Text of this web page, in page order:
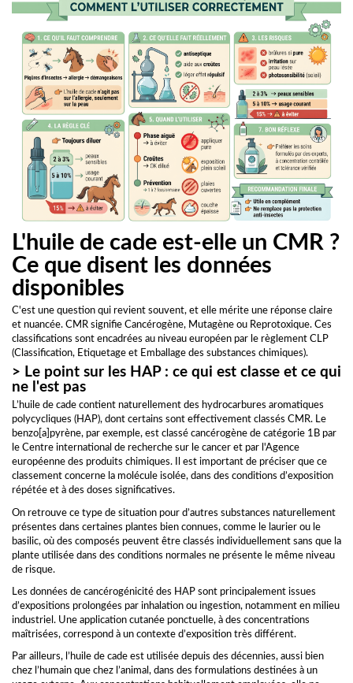
L'huile de cade est-elle un CMR ?
Ce que disent les données
disponibles
C'est une question qui revient souvent, et elle mérite une réponse claire
et nuancée. CMR signifie Cancérogène, Mutagène ou Reprotoxique. Ces
classifications sont encadrées au niveau européen par le règlement CLP
(Classification, Etiquetage et Emballage des substances chimiques).
> Le point sur les HAP : ce qui est classe et ce qui
ne l'est pas
L’huile de cade contient naturellement des hydrocarbures aromatiques
polycycliques (HAP), dont certains sont effectivement classés CMR. Le
benzo[a]pyrène, par exemple, est classé cancérogène de catégorie 1B par
le Centre international de recherche sur le cancer et par l'Agence
européenne des produits chimiques. Il est important de préciser que ce
classement concerne la molécule isolée, dans des conditions d’exposition
répétée et à des doses significatives.
On retrouve ce type de situation pour d’autres substances naturellement
présentes dans certaines plantes bien connues, comme le laurier ou le
basilic, où des composés peuvent être classés individuellement sans que la
plante utilisée dans des conditions normales ne présente le même niveau
de risque.
Les données de cancérogénicité des HAP sont principalement issues
d’expositions prolongées par inhalation ou ingestion, notamment en milieu
industriel. Une application cutanée ponctuelle, à des concentrations
maîtrisées, correspond à un contexte d’exposition très différent.
Par ailleurs, l’huile de cade est utilisée depuis des décennies, aussi bien
chez l’humain que chez l’animal, dans des formulations destinées à un